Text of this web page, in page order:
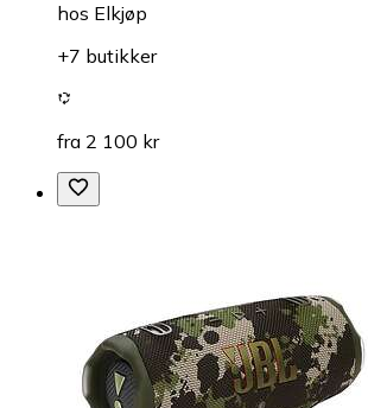
hos Elkjøp
+7 butikker
fra 2 100 kr